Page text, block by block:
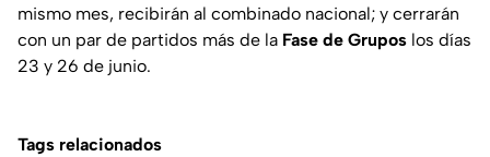
mismo mes, recibirán al combinado nacional; y cerrarán
con un par de partidos más de la Fase de Grupos los días
23 y 26 de junio.
Tags relacionados